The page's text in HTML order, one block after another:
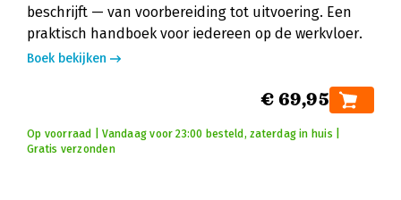
beschrijft — van voorbereiding tot uitvoering. Een
praktisch handboek voor iedereen op de werkvloer.
Boek bekijken
€ 69,95
Op voorraad | Vandaag voor 23:00 besteld, zaterdag in huis |
Gratis verzonden